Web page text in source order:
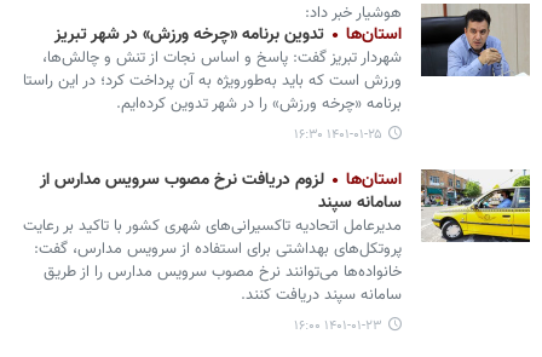
هوشیار خبر داد:
استان‌ها تدوین برنامه «چرخه‌ ورزش» در شهر تبریز
شهردار تبریز گفت: پاسخ و اساس نجات از تنش و چالش‌ها،
ورزش است که باید به‌طورویژه به آن پرداخت کرد؛ در این راستا
برنامه «چرخه ورزش» را در شهر تدوین کرده‌ایم.
۱۴۰۱-۰۱-۲۵ ۱۶:۳۰
استان‌ها
لزوم دریافت نرخ مصوب سرویس مدارس از
سامانه سپند
مدیرعامل اتحادیه تاکسیرانی‌های شهری کشور با تاکید بر رعایت
پروتکل‌های بهداشتی برای استفاده از سرویس مدارس، گفت:
خانواده‌ها می‌توانند نرخ مصوب سرویس مدارس را از طریق
سامانه سپند دریافت کنند.
۱۴۰۱-۰۱-۲۳ ۱۶:۰۰